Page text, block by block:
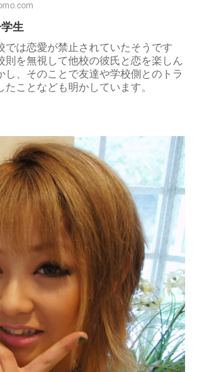
生
では恋愛が禁止されていたそうです
則を無視して他校の彼氏と恋を楽しん
し、そのことで友達や学校側とのトラ
ことなども明かしています。